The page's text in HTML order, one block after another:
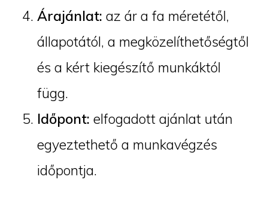
Árajánlat: az ár a fa méretétől,
állapotától, a megközelíthetőségtől
és a kért kiegészítő munkáktól
függ.
Időpont: elfogadott ajánlat után
egyeztethető a munkavégzés
időpontja.